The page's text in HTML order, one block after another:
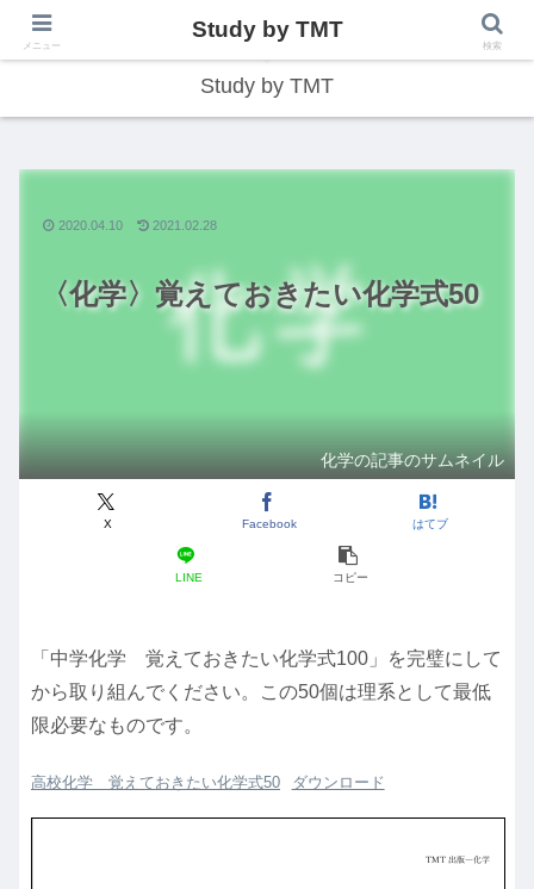
総合型学習サイト
Study by TMT
〈化学〉覚えておきたい化学式50
化学の記事のサムネイル
X Facebook はてブ
LINE コピー
2020.04.10 2021.02.28
「中学化学 覚えておきたい化学式100」を完璧にして
から取り組んでください。この50個は理系として最低
限必要なものです。
高校化学 覚えておきたい化学式50 ダウンロード
メニュー
Study by TMT
検索